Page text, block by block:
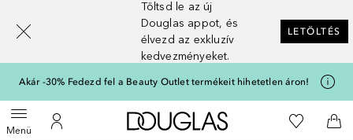
Töltsd le az új
Douglas appot, és
élvezd az exkluzív
kedvezményeket.
LETÖLTÉS
Akár -30% Fedezd fel a Beauty Outlet termékeit hihetetlen áron!
MenüMenü megnyitása
A fiókomhoz
A Douglas Főoldalra
A
[navigation.slideout.screenreader]